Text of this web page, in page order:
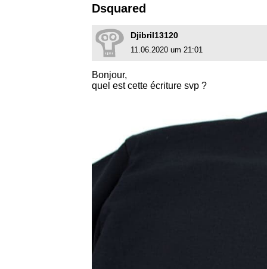
Dsquared
Djibril13120
11.06.2020 um 21:01
Bonjour,
quel est cette écriture svp ?